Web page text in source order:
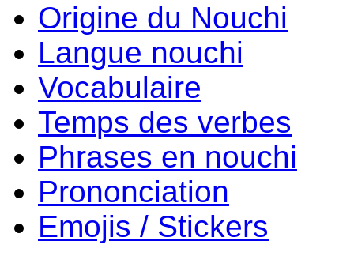
Origine du Nouchi
Langue nouchi
Vocabulaire
Temps des verbes
Phrases en nouchi
Prononciation
Emojis / Stickers